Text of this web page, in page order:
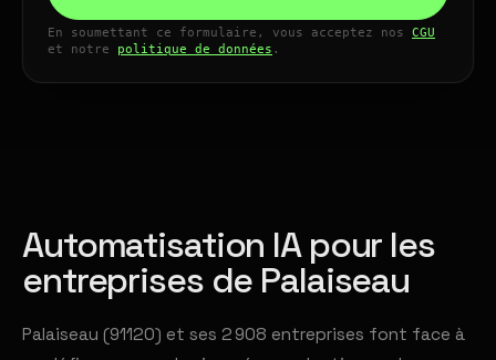
En soumettant ce formulaire, vous acceptez nos CGU
et notre politique de données .
Automatisation IA pour les
entreprises de Palaiseau
Palaiseau (91120) et ses 2 908 entreprises font face à